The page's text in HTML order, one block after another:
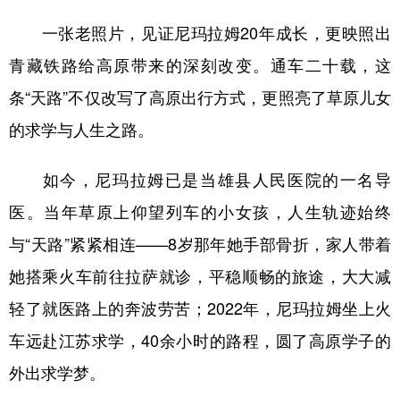
一张老照片，见证尼玛拉姆20年成长，更映照出
青藏铁路给高原带来的深刻改变。通车二十载，这
条“天路”不仅改写了高原出行方式，更照亮了草原儿女
的求学与人生之路。
如今，尼玛拉姆已是当雄县人民医院的一名导
医。当年草原上仰望列车的小女孩，人生轨迹始终
与“天路”紧紧相连——8岁那年她手部骨折，家人带着
她搭乘火车前往拉萨就诊，平稳顺畅的旅途，大大减
轻了就医路上的奔波劳苦；2022年，尼玛拉姆坐上火
车远赴江苏求学，40余小时的路程，圆了高原学子的
外出求学梦。